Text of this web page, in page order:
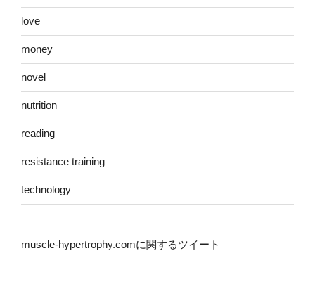
love
money
novel
nutrition
reading
resistance training
technology
muscle-hypertrophy.comに関するツイート